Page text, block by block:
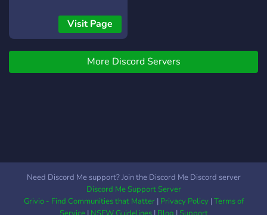
qualquer outra coisa, aqui
são todos bem-vindos.
Convido todos vocês a criar
uma nova experiência, um
novo ciclo de amizades,
Visit Page
More Discord Servers
Need Discord Me support? Join the Discord Me Discord server
Discord Me Support Server
Grivio - Find Communities that Matter| Privacy Policy|Terms of